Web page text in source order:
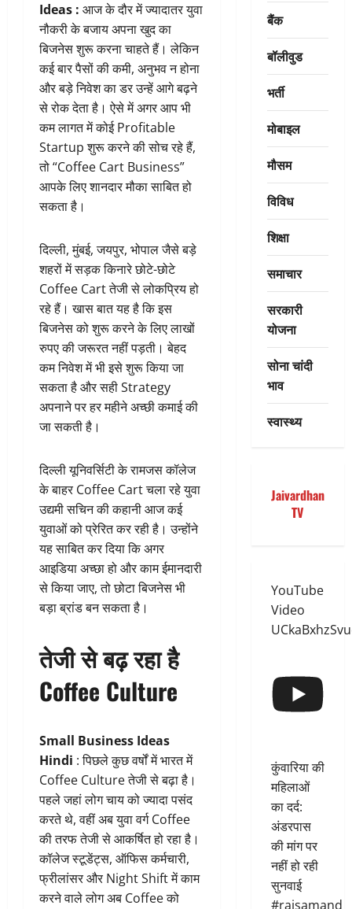
Ideas : आज के दौर में ज्यादातर युवा
नौकरी के बजाय अपना खुद का
बिजनेस शुरू करना चाहते हैं। लेकिन
कई बार पैसों की कमी, अनुभव न होना
और बड़े निवेश का डर उन्हें आगे बढ़ने
से रोक देता है। ऐसे में अगर आप भी
कम लागत में कोई Profitable
Startup शुरू करने की सोच रहे हैं,
तो “Coffee Cart Business”
आपके लिए शानदार मौका साबित हो
सकता है।
दिल्ली, मुंबई, जयपुर, भोपाल जैसे बड़े
शहरों में सड़क किनारे छोटे-छोटे
Coffee Cart तेजी से लोकप्रिय हो
रहे हैं। खास बात यह है कि इस
बिजनेस को शुरू करने के लिए लाखों
रुपए की जरूरत नहीं पड़ती। बेहद
कम निवेश में भी इसे शुरू किया जा
सकता है और सही Strategy
अपनाने पर हर महीने अच्छी कमाई की
जा सकती है।
दिल्ली यूनिवर्सिटी के रामजस कॉलेज
के बाहर Coffee Cart चला रहे युवा
उद्यमी सचिन की कहानी आज कई
युवाओं को प्रेरित कर रही है। उन्होंने
यह साबित कर दिया कि अगर
आइडिया अच्छा हो और काम ईमानदारी
से किया जाए, तो छोटा बिजनेस भी
बड़ा ब्रांड बन सकता है।
तेजी से बढ़ रहा है
Coffee Culture
Small Business Ideas
Hindi : पिछले कुछ वर्षों में भारत में
Coffee Culture तेजी से बढ़ा है।
पहले जहां लोग चाय को ज्यादा पसंद
करते थे, वहीं अब युवा वर्ग Coffee
की तरफ तेजी से आकर्षित हो रहा है।
कॉलेज स्टूडेंट्स, ऑफिस कर्मचारी,
फ्रीलांसर और Night Shift में काम
करने वाले लोग अब Coffee को
बैंक
बॉलीवुड
भर्ती
मोबाइल
मौसम
विविध
शिक्षा
समाचार
सरकारी
योजना
सोना चांदी
भाव
स्वास्थ्य
Jaivardhan
TV
YouTube
Video
कुंवारिया की
महिलाओं
का दर्द:
अंडरपास
की मांग पर
नहीं हो रही
सुनवाई
#rajsamand